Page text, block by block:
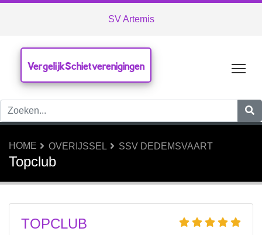
SV Artemis
VergelijkSchietverenigingen
HOME OVERIJSSEL SSV DEDEMSVAART
Topclub
TOPCLUB